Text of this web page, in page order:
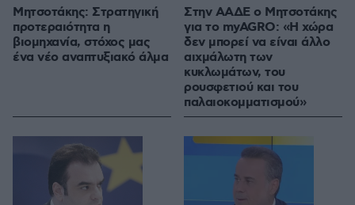
Μητσοτάκης: Στρατηγική
προτεραιότητα η
βιομηχανία, στόχος μας
ένα νέο αναπτυξιακό άλμα
Στην ΑΑΔΕ ο Μητσοτάκης
για το myAGRO: «Η χώρα
δεν μπορεί να είναι άλλο
αιχμάλωτη των
κυκλωμάτων, του
ρουσφετιού και του
παλαιοκομματισμού»